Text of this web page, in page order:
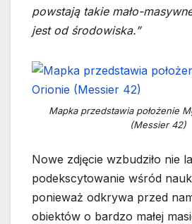
powstają takie mało-
jest od środowiska.”
Mapka przedstawia położenie
(Messier 42)
Nowe zdjęcie wzbudziło nie
podekscytowanie wśród
ponieważ odkrywa przed
obiektów o bardzo małej